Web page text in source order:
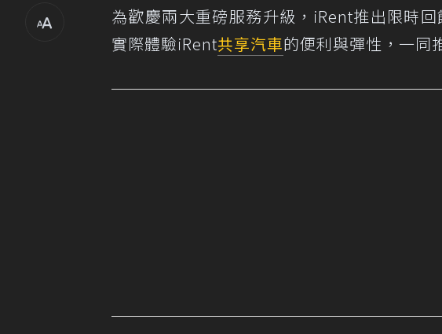
為歡慶兩大重磅服務升級，iRent推出限時
實際體驗iRent共享汽車的便利與彈性，一同